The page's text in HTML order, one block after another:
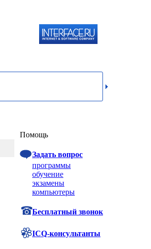
Помощь
Задать вопрос
программы
обучение
экзамены
компьютеры
Бесплатный звонок
ICQ-консультанты